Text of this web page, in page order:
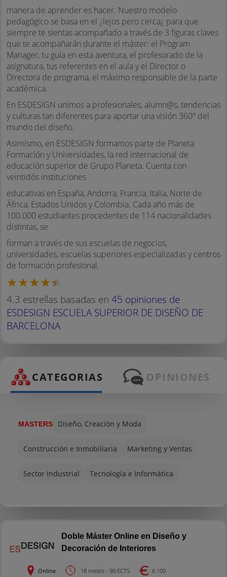
manera de aprender es hacer. Nuestro modelo
pedagógico se basa en el ¿lejos pero cerca¿ para que
siempre te sientas acompañado a través de 3 figuras claves
que te acompañarán durante el máster: el Program
Manager, tu guía en esta aventura, el profesorado de la
asignatura, tus referentes en el aula y el Director o
Directora de programa, el máximo responsable de la parte
académica.
En ESDESIGN unimos a profesionales, alumn@s, tendencias
y culturas tan diferentes para aportar una visión 360º del
mundo del diseño.
Asimismo, en ESDESIGN formamos parte de Planeta
Formación y Universidades, la red internacional de
educación superior de Grupo Planeta. Cuenta con
veintidós instituciones
educativas en España, Andorra, Francia, Italia, Norte de
África, Estados Unidos y Colombia. Cada año más de
100.000 estudiantes procedentes de 114 nacionalidades
distintas, se
forman a través de sus escuelas de negocios,
universidades, escuelas superiores especializadas y centros
de formación profesional.
4.3 estrellas basadas en 45 opiniones de
ESDESIGN ESCUELA SUPERIOR DE DISEÑO DE
BARCELONA
CATEGORIAS OPINIONES
MASTERS Diseño, Creación y Moda
Construcción e Inmobiliaria Marketing y Ventas
Sector Industrial Tecnología e Informática
Doble Máster Online en Diseño y
Decoración de Interiores
Online 18 meses - 90 ECTS 6.100